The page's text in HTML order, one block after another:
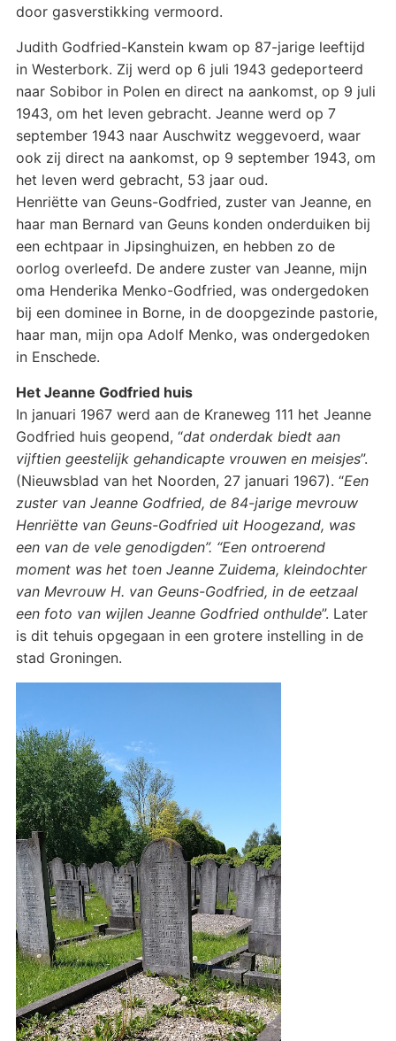
door gasverstikking vermoord.
Judith Godfried-Kanstein kwam op 87-jarige leeftijd
in Westerbork. Zij werd op 6 juli 1943 gedeporteerd
naar Sobibor in Polen en direct na aankomst, op 9 juli
1943, om het leven gebracht. Jeanne werd op 7
september 1943 naar Auschwitz weggevoerd, waar
ook zij direct na aankomst, op 9 september 1943, om
het leven werd gebracht, 53 jaar oud.
Henriëtte van Geuns-Godfried, zuster van Jeanne, en
haar man Bernard van Geuns konden onderduiken bij
een echtpaar in Jipsinghuizen, en hebben zo de
oorlog overleefd. De andere zuster van Jeanne, mijn
oma Henderika Menko-Godfried, was ondergedoken
bij een dominee in Borne, in de doopgezinde pastorie,
haar man, mijn opa Adolf Menko, was ondergedoken
in Enschede.
Het Jeanne Godfried huis
In januari 1967 werd aan de Kraneweg 111 het Jeanne
Godfried huis geopend, “dat onderdak biedt aan
vijftien geestelijk gehandicapte vrouwen en meisjes”.
(Nieuwsblad van het Noorden, 27 januari 1967). “Een
zuster van Jeanne Godfried, de 84-jarige mevrouw
Henriëtte van Geuns-Godfried uit Hoogezand, was
een van de vele genodigden”. “Een ontroerend
moment was het toen Jeanne Zuidema, kleindochter
van Mevrouw H. van Geuns-Godfried, in de eetzaal
een foto van wijlen Jeanne Godfried onthulde”. Later
is dit tehuis opgegaan in een grotere instelling in de
stad Groningen.